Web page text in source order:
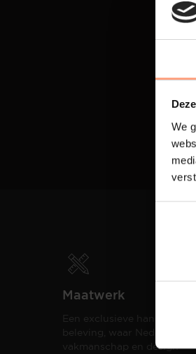
We
Maatwerk
Een exclusieve
beleving, waar Nederlands
vakmanschap en design